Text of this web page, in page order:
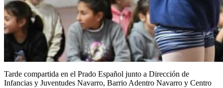
Tarde compartida en el Prado Español junto a Dirección de
Infancias y Juventudes Navarro, Barrio Adentro Navarro y Centro